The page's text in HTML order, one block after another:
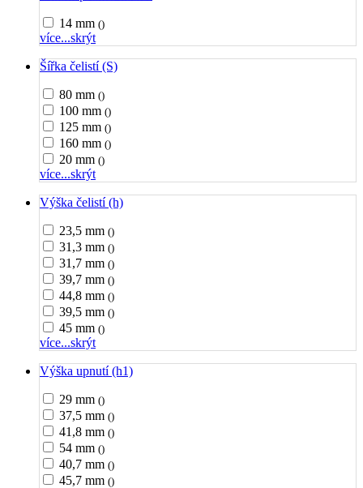
14 mm ()
více...skrýt
Šířka čelistí (S)
80 mm ()
100 mm ()
125 mm ()
160 mm ()
20 mm ()
více...skrýt
Výška čelistí (h)
23,5 mm ()
31,3 mm ()
31,7 mm ()
39,7 mm ()
44,8 mm ()
39,5 mm ()
45 mm ()
více...skrýt
Výška upnutí (h1)
29 mm ()
37,5 mm ()
41,8 mm ()
54 mm ()
40,7 mm ()
45,7 mm ()